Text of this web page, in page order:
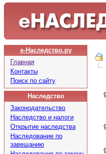
е-Наследство.ру
Главная
Контакты
Поиск по сайту
Наследство
Законодательство
Наследство и налоги
Открытие наследства
Наследование по
завещанию